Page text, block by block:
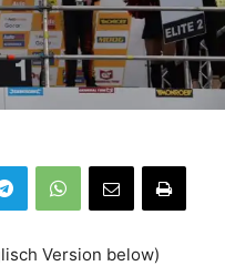
Version below)